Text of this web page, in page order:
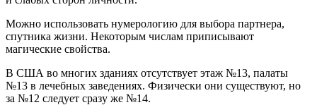
Можно использовать нумерологию для выбора партнера,
спутника жизни. Некоторым числам приписывают
магические свойства.
В США во многих зданиях отсутствует этаж №13, палаты
№13 в лечебных заведениях. Физически они существуют, но
за №12 следует сразу же №14.